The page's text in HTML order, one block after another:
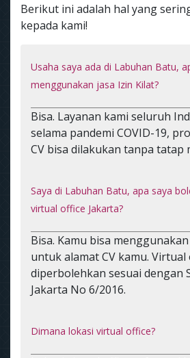
Berikut ini adalah hal yang
kepada kami!
Usaha saya ada di Labuhan Batu,
menggunakan jasa Izin Kilat?
Bisa. Layanan kami seluruh
selama pandemi COVID-19,
CV bisa dilakukan tanpa tatap
Saya di Labuhan Batu, apa saya
virtual office Jakarta?
Bisa. Kamu bisa
untuk alamat CV kamu. Virtual
diperbolehkan sesuai dengan
Jakarta No 6/2016.
Dimana lokasi virtual office?